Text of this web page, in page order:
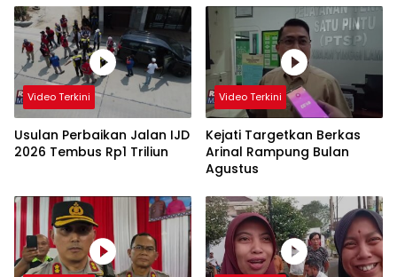
Video Terkini
Usulan Perbaikan Jalan IJD
2026 Tembus Rp1 Triliun
Video Terkini
Kejati Targetkan Berkas
Arinal Rampung Bulan
Agustus